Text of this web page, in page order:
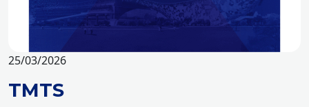
25/03/2026
TMTS